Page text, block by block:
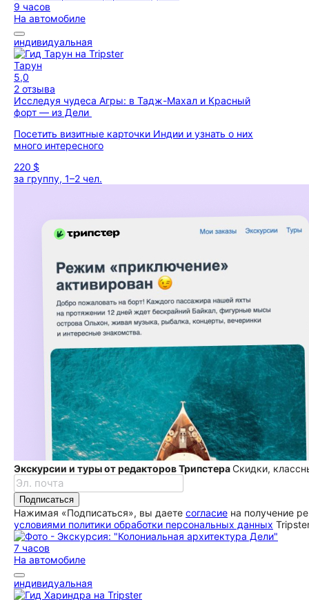
9 часов
На автомобиле
индивидуальная
Тарун
5,0
2 отзыва
Исследуя чудеса Агры: в Тадж-Махал и Красный
форт — из Дели
Посетить визитные карточки Индии и узнать о них
много интересного
220 $
за группу, 1–2 чел.
Экскурсии и туры от редакторов ТрипстераСкидки,
Подписаться
Нажимая «Подписаться», вы даете согласие на получение
условиями политики обработки персональных данных
7 часов
На автомобиле
индивидуальная